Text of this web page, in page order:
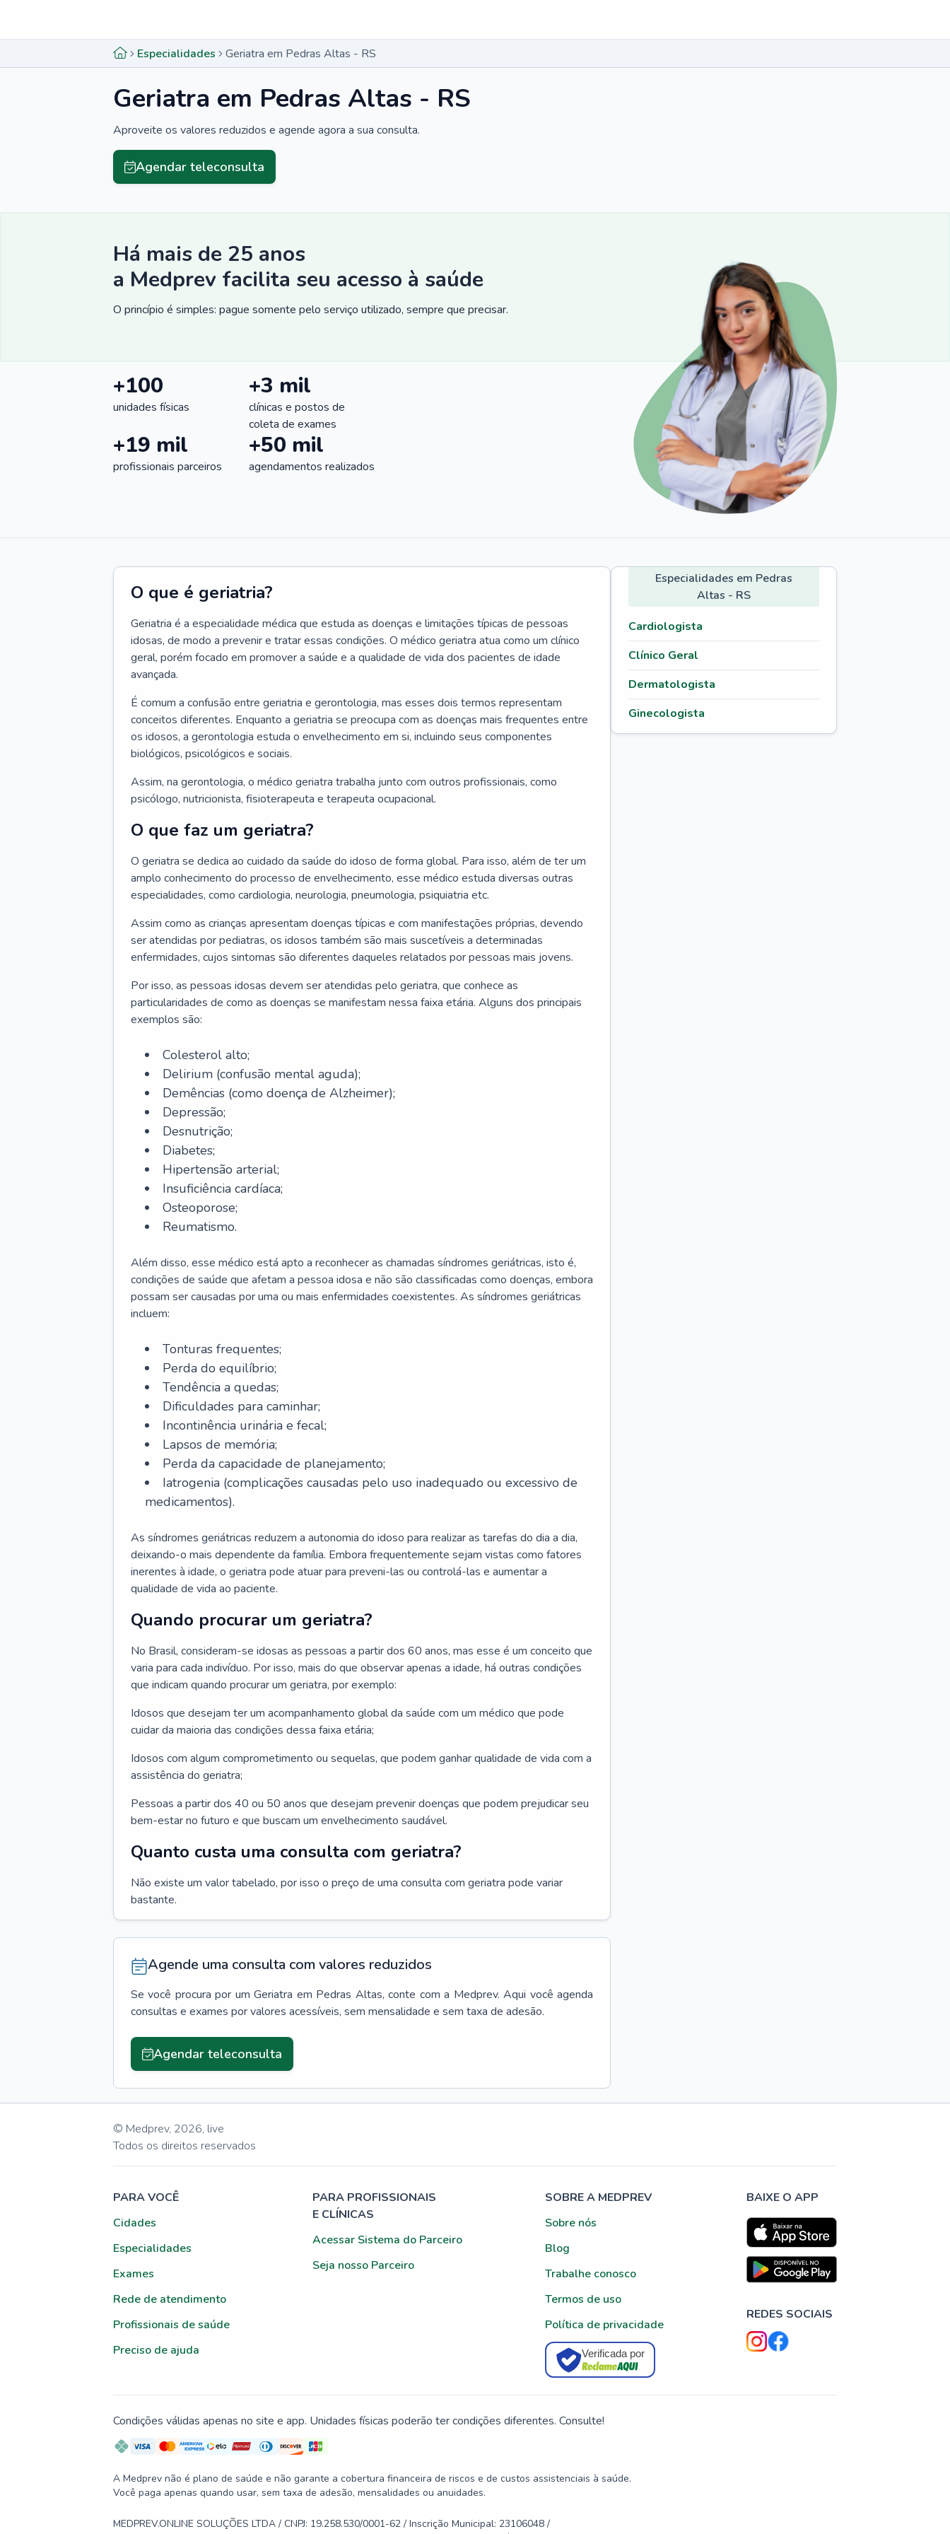
Especialidades Geriatra em Pedras Altas - RS
Geriatra em Pedras Altas - RS
Aproveite os valores reduzidos e agende agora a sua consulta.
Agendar teleconsulta
Há mais de 25 anos
a Medprev facilita seu acesso à saúde
O princípio é simples: pague somente pelo serviço utilizado, sempre que precisar.
+100
unidades físicas
+3 mil
clínicas e postos de
coleta de exames
+19 mil
profissionais parceiros
+50 mil
agendamentos realizados
O que é geriatria?
Geriatria é a especialidade médica que estuda as doenças e limitações típicas de pessoas
idosas, de modo a prevenir e tratar essas condições. O médico geriatra atua como um clínico
geral, porém focado em promover a saúde e a qualidade de vida dos pacientes de idade
avançada.
É comum a confusão entre geriatria e gerontologia, mas esses dois termos representam
conceitos diferentes. Enquanto a geriatria se preocupa com as doenças mais frequentes entre
os idosos, a gerontologia estuda o envelhecimento em si, incluindo seus componentes
biológicos, psicológicos e sociais.
Assim, na gerontologia, o médico geriatra trabalha junto com outros profissionais, como
psicólogo, nutricionista, fisioterapeuta e terapeuta ocupacional.
O que faz um geriatra?
O geriatra se dedica ao cuidado da saúde do idoso de forma global. Para isso, além de ter um
amplo conhecimento do processo de envelhecimento, esse médico estuda diversas outras
especialidades, como cardiologia, neurologia, pneumologia, psiquiatria etc.
Assim como as crianças apresentam doenças típicas e com manifestações próprias, devendo
ser atendidas por pediatras, os idosos também são mais suscetíveis a determinadas
enfermidades, cujos sintomas são diferentes daqueles relatados por pessoas mais jovens.
Por isso, as pessoas idosas devem ser atendidas pelo geriatra, que conhece as
particularidades de como as doenças se manifestam nessa faixa etária. Alguns dos principais
exemplos são:
Colesterol alto;
Delirium (confusão mental aguda);
Demências (como doença de Alzheimer);
Depressão;
Desnutrição;
Diabetes;
Hipertensão arterial;
Insuficiência cardíaca;
Osteoporose;
Reumatismo.
Além disso, esse médico está apto a reconhecer as chamadas síndromes geriátricas, isto é,
condições de saúde que afetam a pessoa idosa e não são classificadas como doenças, embora
possam ser causadas por uma ou mais enfermidades coexistentes. As síndromes geriátricas
incluem:
Tonturas frequentes;
Perda do equilíbrio;
Tendência a quedas;
Dificuldades para caminhar;
Incontinência urinária e fecal;
Lapsos de memória;
Perda da capacidade de planejamento;
Iatrogenia (complicações causadas pelo uso inadequado ou excessivo de
medicamentos).
As síndromes geriátricas reduzem a autonomia do idoso para realizar as tarefas do dia a dia,
deixando-o mais dependente da família. Embora frequentemente sejam vistas como fatores
inerentes à idade, o geriatra pode atuar para preveni-las ou controlá-las e aumentar a
qualidade de vida ao paciente.
Quando procurar um geriatra?
No Brasil, consideram-se idosas as pessoas a partir dos 60 anos, mas esse é um conceito que
varia para cada indivíduo. Por isso, mais do que observar apenas a idade, há outras condições
que indicam quando procurar um geriatra, por exemplo:
Idosos que desejam ter um acompanhamento global da saúde com um médico que pode
cuidar da maioria das condições dessa faixa etária;
Idosos com algum comprometimento ou sequelas, que podem ganhar qualidade de vida com a
assistência do geriatra;
Pessoas a partir dos 40 ou 50 anos que desejam prevenir doenças que podem prejudicar seu
bem-estar no futuro e que buscam um envelhecimento saudável.
Quanto custa uma consulta com geriatra?
Não existe um valor tabelado, por isso o preço de uma consulta com geriatra pode variar
bastante.
Agende uma consulta com valores reduzidos
Se você procura por um Geriatra em Pedras Altas, conte com a Medprev. Aqui você agenda
consultas e exames por valores acessíveis, sem mensalidade e sem taxa de adesão.
Agendar teleconsulta
Especialidades em Pedras
Altas - RS
Cardiologista
Clínico Geral
Dermatologista
Ginecologista
© Medprev, 2026, live
Todos os direitos reservados
PARA VOCÊ
Cidades
Especialidades
Exames
Rede de atendimento
Profissionais de saúde
Preciso de ajuda
PARA PROFISSIONAIS
E CLÍNICAS
Acessar Sistema do Parceiro
Seja nosso Parceiro
SOBRE A MEDPREV
Sobre nós
Blog
Trabalhe conosco
Termos de uso
Política de privacidade
Verificada por
BAIXE O APP
REDES SOCIAIS
Condições válidas apenas no site e app. Unidades físicas poderão ter condições diferentes. Consulte!
A Medprev não é plano de saúde e não garante a cobertura financeira de riscos e de custos assistenciais à saúde.
Você paga apenas quando usar, sem taxa de adesão, mensalidades ou anuidades.
MEDPREV.ONLINE SOLUÇÕES LTDA / CNPJ: 19.258.530/0001-62 / Inscrição Municipal: 23106048 /